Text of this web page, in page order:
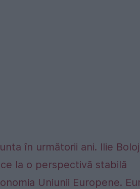
în următorii ani. Ilie
la o perspectivă stabilă
Uniunii Europene.